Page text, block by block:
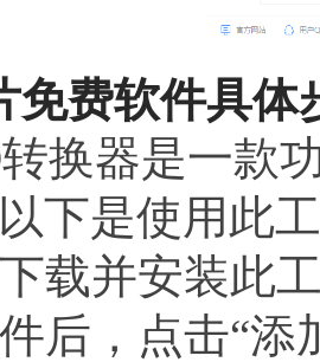
免费软件具体
换器是一款
下是使用此
载并安装此
后，点击“